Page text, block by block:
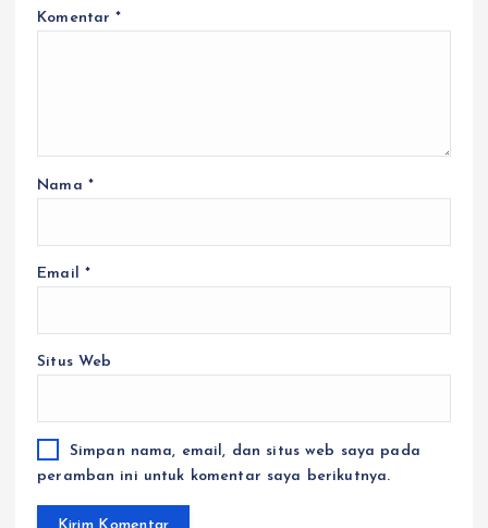
Komentar*
Nama *
Email *
Situs Web
Simpan nama, email, dan situs web saya pada
peramban ini untuk komentar saya berikutnya.